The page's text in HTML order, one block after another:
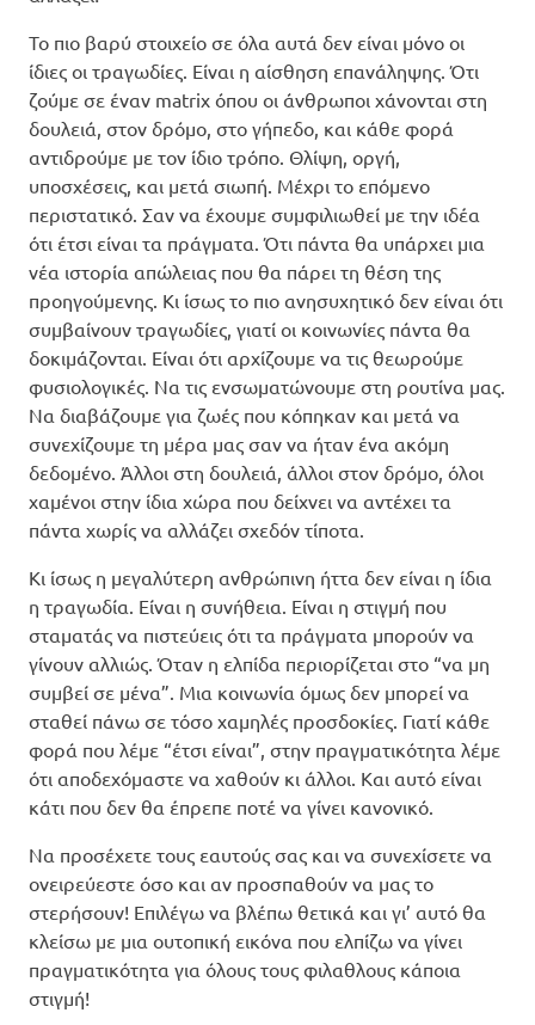
Το πιο βαρύ στοιχείο σε όλα αυτά δεν είναι μόνο οι
ίδιες οι τραγωδίες. Είναι η αίσθηση επανάληψης. Ότι
ζούμε σε έναν matrix όπου οι άνθρωποι χάνονται στη
δουλειά, στον δρόμο, στο γήπεδο, και κάθε φορά
αντιδρούμε με τον ίδιο τρόπο. Θλίψη, οργή,
υποσχέσεις, και μετά σιωπή. Μέχρι το επόμενο
περιστατικό. Σαν να έχουμε συμφιλιωθεί με την ιδέα
ότι έτσι είναι τα πράγματα. Ότι πάντα θα υπάρχει μια
νέα ιστορία απώλειας που θα πάρει τη θέση της
προηγούμενης. Κι ίσως το πιο ανησυχητικό δεν είναι ότι
συμβαίνουν τραγωδίες, γιατί οι κοινωνίες πάντα θα
δοκιμάζονται. Είναι ότι αρχίζουμε να τις θεωρούμε
φυσιολογικές. Να τις ενσωματώνουμε στη ρουτίνα μας.
Να διαβάζουμε για ζωές που κόπηκαν και μετά να
συνεχίζουμε τη μέρα μας σαν να ήταν ένα ακόμη
δεδομένο. Άλλοι στη δουλειά, άλλοι στον δρόμο, όλοι
χαμένοι στην ίδια χώρα που δείχνει να αντέχει τα
πάντα χωρίς να αλλάζει σχεδόν τίποτα.
Κι ίσως η μεγαλύτερη ανθρώπινη ήττα δεν είναι η ίδια
η τραγωδία. Είναι η συνήθεια. Είναι η στιγμή που
σταματάς να πιστεύεις ότι τα πράγματα μπορούν να
γίνουν αλλιώς. Όταν η ελπίδα περιορίζεται στο “να μη
συμβεί σε μένα”. Μια κοινωνία όμως δεν μπορεί να
σταθεί πάνω σε τόσο χαμηλές προσδοκίες. Γιατί κάθε
φορά που λέμε “έτσι είναι”, στην πραγματικότητα λέμε
ότι αποδεχόμαστε να χαθούν κι άλλοι. Και αυτό είναι
κάτι που δεν θα έπρεπε ποτέ να γίνει κανονικό.
Να προσέχετε τους εαυτούς σας και να συνεχίσετε να
ονειρεύεστε όσο και αν προσπαθούν να μας το
στερήσουν! Επιλέγω να βλέπω θετικά και γι’ αυτό θα
κλείσω με μια ουτοπική εικόνα που ελπίζω να γίνει
πραγματικότητα για όλους τους φιλαθλους κάποια
στιγμή!